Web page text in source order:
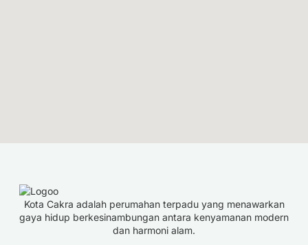
Kota Cakra adalah perumahan terpadu yang menawarkan
gaya hidup berkesinambungan antara kenyamanan modern
dan harmoni alam.